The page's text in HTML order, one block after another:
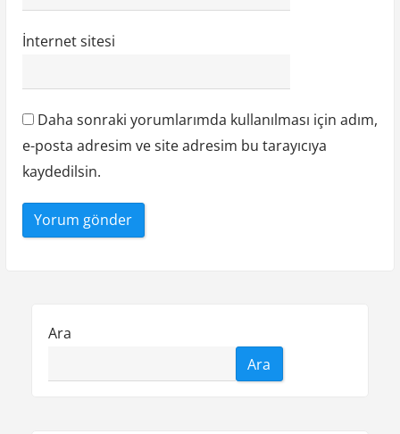
İnternet sitesi
Daha sonraki yorumlarımda kullanılması için adım,
e-posta adresim ve site adresim bu tarayıcıya
kaydedilsin.
Ara
Ara